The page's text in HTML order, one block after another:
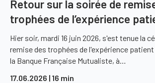
Retour sur la soirée de
trophées de l’expérience
Hier soir, mardi 16 juin 2026, s'est tenue la
remise des trophées de l'expérience
la Banque Française Mutualiste, à…
17.06.2026 | 16 min